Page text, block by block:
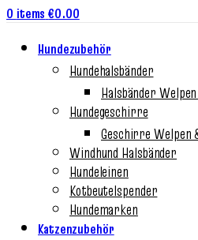
0 items €0.00
Hundezubehör
Hundehalsbänder
Halsbänder
Hundegeschirre
Geschirre Welpen
Windhund Halsbänder
Hundeleinen
Kotbeutelspender
Hundemarken
Katzenzubehör